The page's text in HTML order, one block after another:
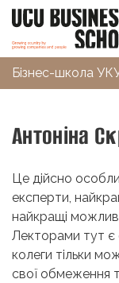
Бізнес-школа
Антоніна
Це дійсно
експерти,
найкращі
Лекторами тут є
колеги тільки
свої обмеження